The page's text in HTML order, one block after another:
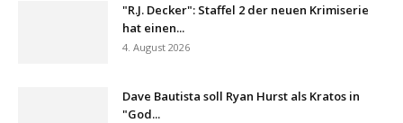
"R.J. Decker": Staffel 2 der neuen Krimiserie
hat einen...
4. August 2026
Dave Bautista soll Ryan Hurst als Kratos in
"God...